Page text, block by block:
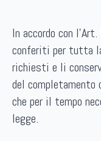
In accordo con
conferiti per tutta
richiesti e li
del
che per il tempo
legge.